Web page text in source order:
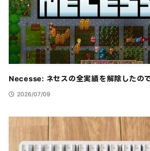
Necesse: ネセスの全実績を解除したの
2026/07/09